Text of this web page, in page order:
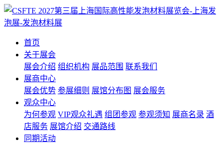
首页
关于展会
展会介绍 组织机构 展品范围 联系我们
展商中心
展会优势 参展细则 展馆分布图 展会服务
观众中心
为何参观 VIP观众礼遇 组团参观 参观须知 展商名录 酒
店服务 展馆介绍 交通路线
同期活动